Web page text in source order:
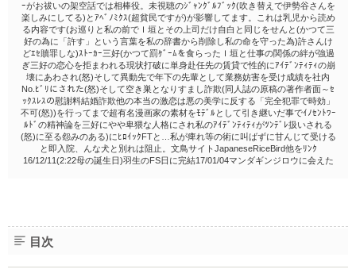
ｰがお祓いの架空話では相棒役。未視聴のｼﾞｬﾝｸﾞﾙﾌﾞｯｸ(吹き替えで伊勢谷さんを
楽しみにしてる)とｱﾍﾞﾉﾐｸｽ(超貧民ですが)が影響してます。これは乳児から読め
る内容です(お巡りと私の前でＩ垣とその上司だけ自白と同じをせんと(かつて三
好の為に「許す」という言葉を私の辞書から削除し私の命を守った為)許さんけ
どｴｾ贖罪しな)ｽﾄｰｶｰ三好(かつて罰ｹﾞｰﾑを食らったＩ垣と仕事の関係の絆が強過
ぎ三好の恋心を拒まわれる現状打破に単身赴任先の賃貸で性的にｱｲﾃﾞﾝﾃｨﾃｨの崩
壊にあわされ(怒)そして異動先で年下の先輩として業務妨害を受け成績を社内
No.ﾋﾞﾘにされた(怒)そして空き巣となりすまし詐欺(同人誌の原稿の著作者面～ｾ
ｯｸｽﾚｽの慰謝料結婚詐欺他の本当の激恋は悪の美学に反する「完全犯罪で時効」
不可(怒))を行ってまで超有名漫画家の素材をﾓﾃﾞﾙとして引き継いだ事でｲﾉｾﾝﾄﾜｰ
ﾙﾄﾞの精神論を三好にやや卑猥な人格にされ私のｱｲﾃﾞﾝﾃｨﾃｨがﾂﾝﾃﾞﾚ扱いされる
(怒)に至る怨みのある)にﾋﾛｲｯｸFTと…私が痺れ等の術に叫ばずに甘んじて受ける
と即入院、んな犬と別れは阻止。文鳥サイトJapaneseRiceBird他をﾘﾝｸ
16/12/11(2:22母の誕生日)羽生のFS日に完結17/01/04マンダギンジロウに会えた
目次